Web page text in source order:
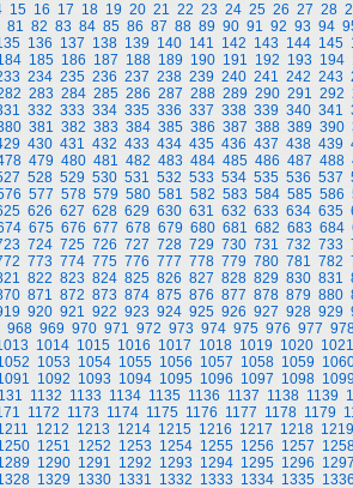
15 16 17 18 19 20 21 22 23 24 25 26 27 28
81 82 83 84 85 86 87 88 89 90 91 92 93 94
136 137 138 139 140 141 142 143 144 145
185 186 187 188 189 190 191 192 193 194
234 235 236 237 238 239 240 241 242 243
283 284 285 286 287 288 289 290 291 292
332 333 334 335 336 337 338 339 340 341
381 382 383 384 385 386 387 388 389 390
430 431 432 433 434 435 436 437 438 439
479 480 481 482 483 484 485 486 487 488
528 529 530 531 532 533 534 535 536 537
577 578 579 580 581 582 583 584 585 586
626 627 628 629 630 631 632 633 634 635
675 676 677 678 679 680 681 682 683 684
724 725 726 727 728 729 730 731 732 733
773 774 775 776 777 778 779 780 781 782
822 823 824 825 826 827 828 829 830 831
871 872 873 874 875 876 877 878 879 880
920 921 922 923 924 925 926 927 928 929
968 969 970 971 972 973 974 975 976 977
1014 1015 1016 1017 1018 1019 1020 1021
1053 1054 1055 1056 1057 1058 1059
1092 1093 1094 1095 1096 1097 1098 1099
1132 1133 1134 1135 1136 1137 1138 1139
1172 1173 1174 1175 1176 1177 1178 1179
1212 1213 1214 1215 1216 1217 1218 1219
1251 1252 1253 1254 1255 1256 1257
1290 1291 1292 1293 1294 1295 1296 1297
1329 1330 1331 1332 1333 1334 1335 1336